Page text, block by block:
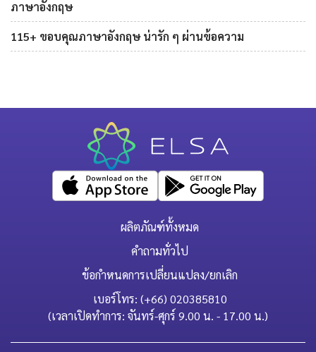
ภาษาอังกฤษ
115+ ขอบคุณภาษาอังกฤษ น่ารัก ๆ ผ่านข้อความ
ผลิตภัณฑ์ทั้งหมด
คำถามทั่วไป
ข้อกำหนดการเปลี่ยนแปลง/ยกเลิก
เบอร์โทร: (+66) 020385810
(เวลาเปิดทำการ: จันทร์-ศุกร์ 9.00 น. - 17.00 น.)